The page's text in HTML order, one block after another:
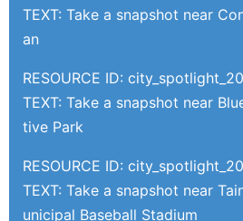
TEXT: Take a snapshot near
an
RESOURCE ID:
TEXT: Take a snapshot near
tive Park
RESOURCE ID:
TEXT: Take a snapshot near
unicipal Baseball Stadium